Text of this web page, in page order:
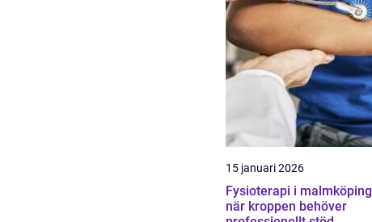
15 januari 2026
Fysioterapi i malmköping
när kroppen behöver